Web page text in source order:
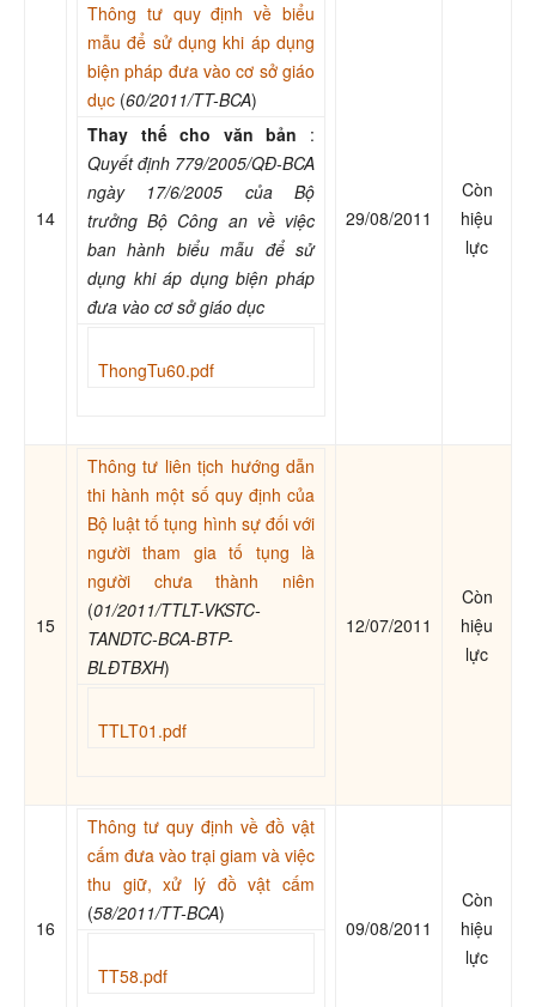
14
Thông tư quy định về biểu
mẫu để sử dụng khi áp dụng
biện pháp đưa vào cơ sở giáo
dục (60/2011/TT-BCA)
Thay thế cho văn bản :
Quyết định 779/2005/QĐ-BCA
ngày 17/6/2005 của Bộ
trưởng Bộ Công an về việc
ban hành biểu mẫu để sử
dụng khi áp dụng biện pháp
đưa vào cơ sở giáo dục
ThongTu60.pdf
29/08/2011
Còn
hiệu
lực
15
Thông tư liên tịch hướng dẫn
thi hành một số quy định của
Bộ luật tố tụng hình sự đối với
người tham gia tố tụng là
người chưa thành niên
(01/2011/TTLT-VKSTC-
TANDTC-BCA-BTP-
BLĐTBXH)
TTLT01.pdf
12/07/2011
Còn
hiệu
lực
16
Thông tư quy định về đồ vật
cấm đưa vào trại giam và việc
thu giữ, xử lý đồ vật cấm
(58/2011/TT-BCA)
TT58.pdf
09/08/2011
Còn
hiệu
lực